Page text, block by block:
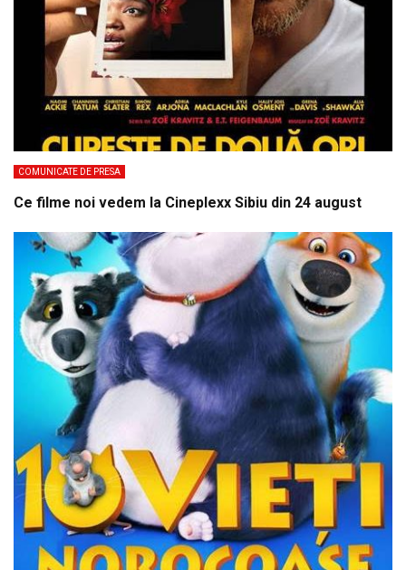
COMUNICATE DE PRESA
Ce filme noi vedem la Cineplexx Sibiu din 24 august